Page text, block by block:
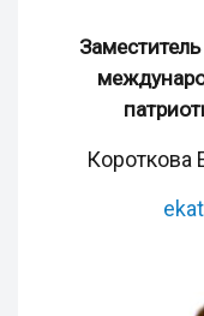
Короткова